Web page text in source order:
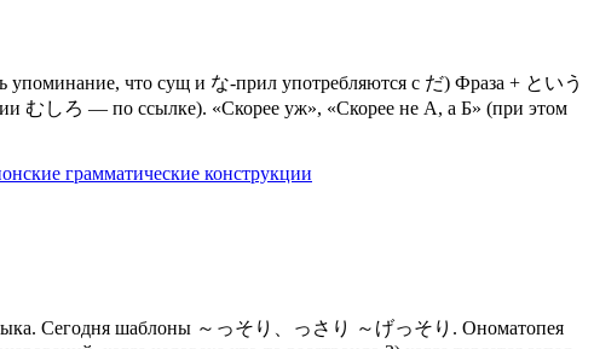
что сущ и な-прил употребляются с だ) Фраза + という
むしろ — по ссылке). «Скорее уж», «Скорее не А, а Б» (при этом
грамматические конструкции
Сегодня шаблоны ～っそり、っさり ～げっそり. Ономатопея